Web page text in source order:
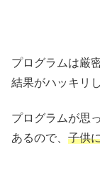
プログラムは厳
結果がハッキリ
プログラムが思
あるので、 子供